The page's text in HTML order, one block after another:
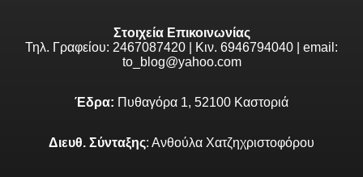
Στοιχεία Επικοινωνίας
Τηλ. Γραφείου: 2467087420 | Κιν. 6946794040 | email:
to_blog@yahoo.com
Έδρα: Πυθαγόρα 1, 52100 Καστοριά
Διευθ. Σύνταξης: Ανθούλα Χατζηχριστοφόρου